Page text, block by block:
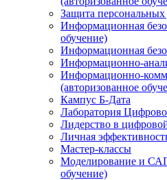
Защита
Информационная
обучение)
Информационная
Информационно-
Информационно-
(авторизованное
Кампус Б-Дата
Лаборатория
Лидерство в
Личная
Мастер-классы
Моделирование и
обучение)